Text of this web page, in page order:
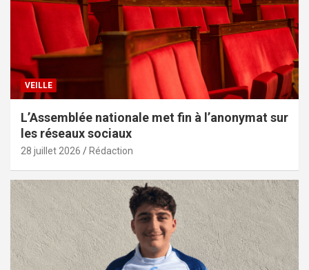
VEILLE
L’Assemblée nationale met fin à l’anonymat sur
les réseaux sociaux
28 juillet 2026 Rédaction